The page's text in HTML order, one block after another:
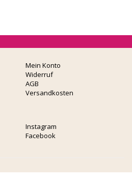
Mein Konto
Widerruf
AGB
Versandkosten
Instagram
Facebook